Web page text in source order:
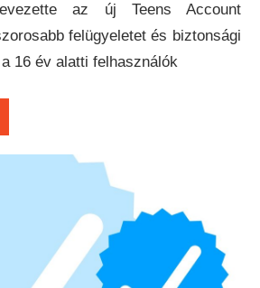
az új Teens Account
felügyeletet és biztonsági
16 év alatti felhasználók